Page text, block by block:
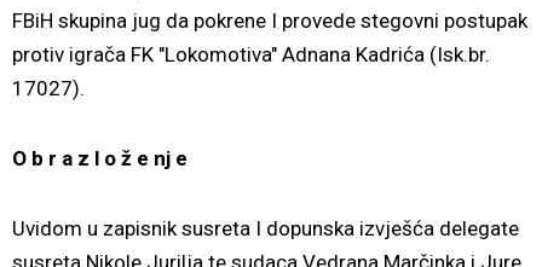
FBiH skupina jug da pokrene I provede stegovni postupak
protiv igrača FK "Lokomotiva" Adnana Kadrića (Isk.br.
17027).
O b r a z l o ž e nj e
Uvidom u zapisnik susreta I dopunska izvješća delegate
susreta Nikole Jurilja te sudaca Vedrana Marčinka i Jure